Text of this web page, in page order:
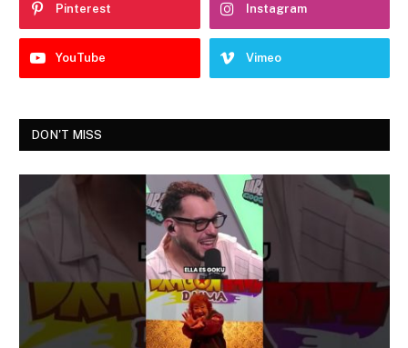
Pinterest Instagram
YouTube Vimeo
DON'T MISS